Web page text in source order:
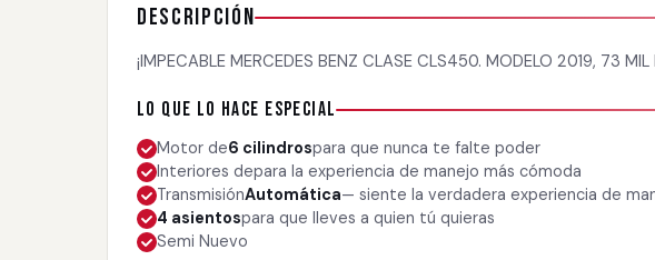
Descripción
¡IMPECABLE MERCEDES BENZ CLASE CLS450. MODELO 2019, 73 MIL
Lo que lo hace especial
Motor de6 cilindrospara que nunca te falte poder
Interiores depara la experiencia de manejo más cómoda
TransmisiónAutomática— siente la verdadera experiencia de
4 asientospara que lleves a quien tú quieras
Semi Nuevo